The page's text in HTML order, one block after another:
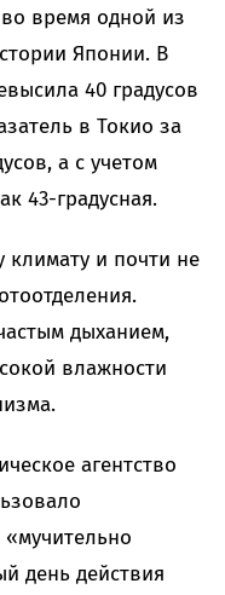
время одной из
Японии. В
40 градусов
в Токио за
а с учетом
43-градусная.
и почти не
дыханием,
влажности
агентство
день действия